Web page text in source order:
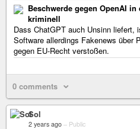
Beschwerde gegen OpenAI
kriminell
Dass ChatGPT auch Unsinn liefert,
Software allerdings Fakenews über
gegen EU-Recht verstoßen.
0 comments
Sol
2 years ago – Public